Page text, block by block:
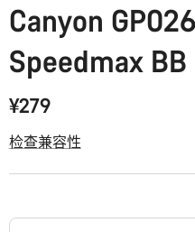
Canyon
Speedmax BB
¥279
检查兼容性
配